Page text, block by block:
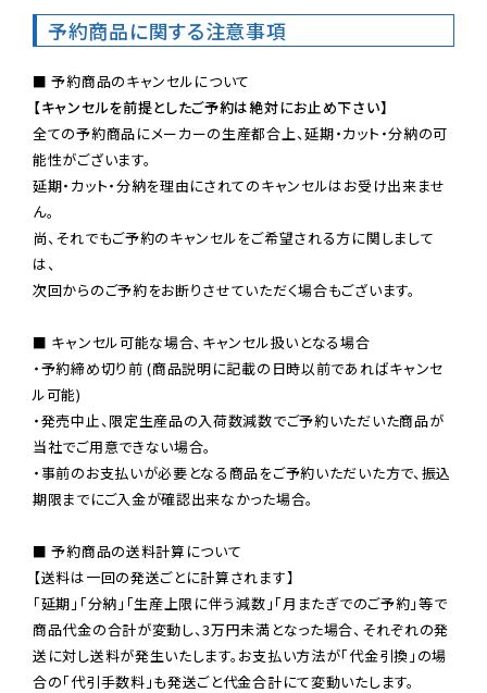
予約商品に関する注意事項
【キャンセルを前提としたご予約は絶対にお止め下さい】
全ての予約商品にメーカーの生産都合上、延期・カット・分納の可
能性がございます。
延期・カット・分納を理由にされてのキャンセルはお受け出来ませ
ん。
尚、それでもご予約のキャンセルをご希望される方に関しまして
は、
次回からのご予約をお断りさせていただく場合もございます。
■ キャンセル可能な場合、キャンセル扱いとなる場合
・予約締め切り前 (商品説明に記載の日時以前であればキャンセ
ル可能)
・発売中止、限定生産品の入荷数減数でご予約いただいた商品が
当社でご用意できない場合。
・事前のお支払いが必要となる商品をご予約いただいた方で、振込
期限までにご入金が確認出来なかった場合。
■ 予約商品の送料計算について
【送料は一回の発送ごとに計算されます】
「延期」「分納」「生産上限に伴う減数」「月またぎでのご予約」等で
商品代金の合計が変動し、3万円未満となった場合、それぞれの発
送に対し送料が発生いたします。お支払い方法が「代金引換」の場